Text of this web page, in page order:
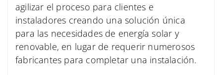
agilizar el proceso para clientes e
instaladores creando una solución única
para las necesidades de energía solar y
renovable, en lugar de requerir numerosos
fabricantes para completar una instalación.